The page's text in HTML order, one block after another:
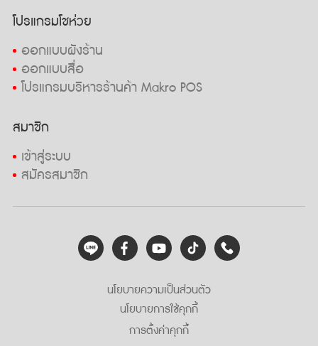
โปรแกรมโชห่วย
ออกแบบผังร้าน
ออกแบบสื่อ
โปรแกรมบริหารร้านค้า Makro POS
สมาชิก
เข้าสู่ระบบ
สมัครสมาชิก
นโยบายความเป็นส่วนตัว
นโยบายการใช้คุกกี้
การตั้งค่าคุกกี้